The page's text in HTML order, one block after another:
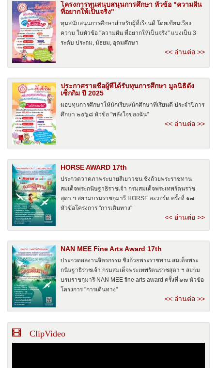
โครงการทุนสนุบสนุนการศึกษา หัวข้อ "ความฝัน
ที่อยากให้เป็นจริง"
ทุนสนับสนุนการศึกษาสำหรับผู้ที่เรียนดี โดยเขียนเรียง
ความ ในหัวข้อ "ความฝัน ที่อยากให้เป็นจริง" แบ่งเป็น 3
ระดับ ประถม, มัธยม, อุดมศึกษา
<< อ่านต่อ >>
ประกาศรายชื่อผู้ที่ได้รับทุนการศึกษา มูลนิธิตั้ง
เซ็กกิม ปี 2025
มอบทุนการศึกษาให้นักเรียน/นักศึกษาที่เรียนดี ประจำปีการ
ศึกษา ๒๕๖๘ หัวข้อ "พลังใจของฉัน"
<< อ่านต่อ >>
HORSE AWARD 17th
ประกวดวาดภาพระบายสีเยาวชน ชิงถ้วยพระราชทาน
สมเด็จพระกนิษฐาธิราชเจ้า กรมสมเด็จพระเทพรัตนราช
สุดา ฯ สยามบรมราชกุมารี HORSE อะวอร์ด ครั้งที่ ๑๗
หัวข้อโครงการ "การเดินทาง"
<< อ่านต่อ >>
NAN MEE Fine Arts Award 17th
ประกวดผลงานจิตรกรรม ชิงถ้วยพระราชทาน สมเด็จพระ
กนิษฐาธิราชเจ้า กรมสมเด็จพระเทพรัตนราชสุดา ฯ สยาม
บรมราชกุมารี NAN MEE fine arts award ครั้งที่ ๑๗ หัวข้อ
โครงการ "การเดินทาง"
<< อ่านต่อ >>
ClipVideo